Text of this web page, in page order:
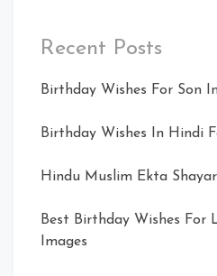
Recent Posts
Birthday Wishes For Son
Birthday Wishes In Hindi
Hindu Muslim Ekta
Best Birthday Wishes For
Images